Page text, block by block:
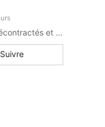
SHEIN EZwear est une marque de vêtements décontractés et cool, avec les dernières tendances en matière de vêtements décontractés.
Suivre